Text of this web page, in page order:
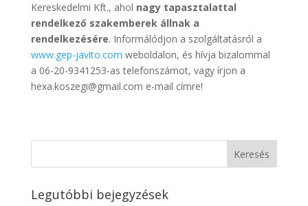
Kereskedelmi Kft., ahol nagy tapasztalattal
rendelkező szakemberek állnak a
rendelkezésére. Informálódjon a szolgáltatásról a
www.gep-javito.com weboldalon, és hívja bizalommal
a 06-20-9341253-as telefonszámot, vagy írjon a
hexa.koszegi@gmail.com e-mail címre!
Legutóbbi bejegyzések